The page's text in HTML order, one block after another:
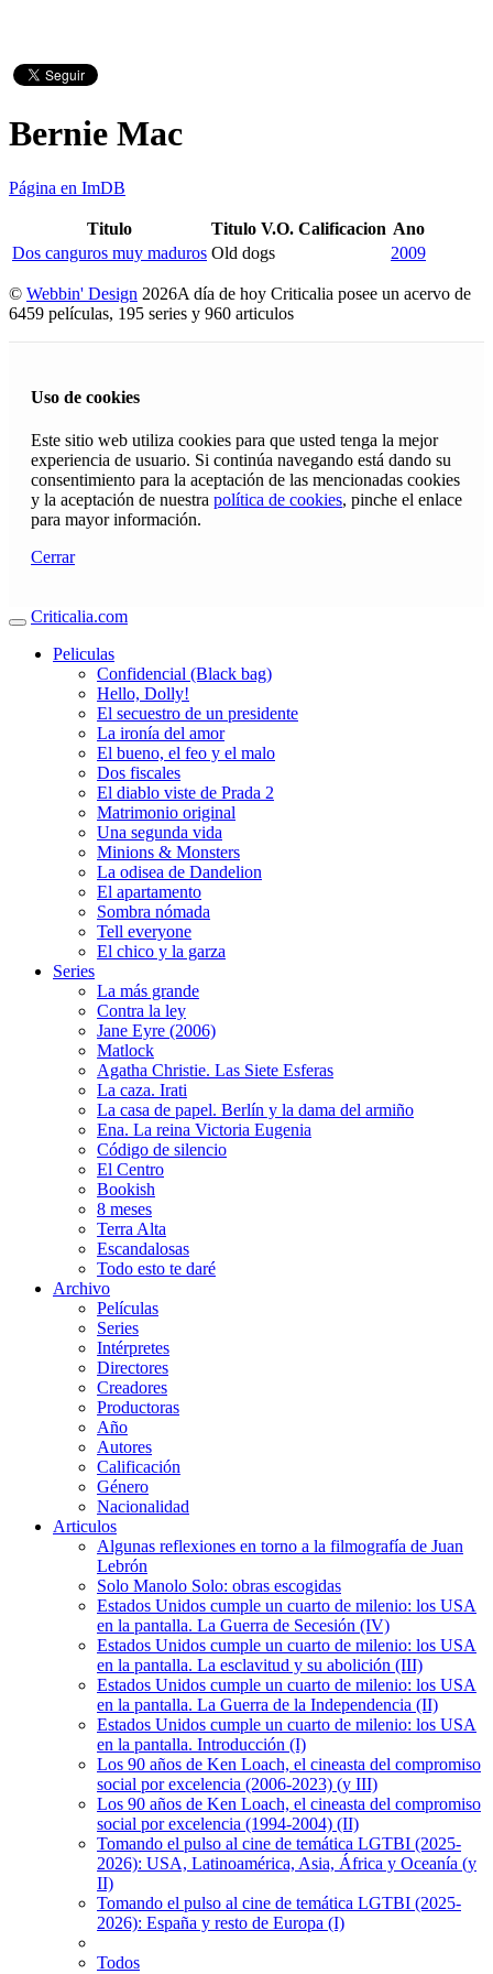
Bernie Mac
Página en ImDB
Titulo Titulo V.O. Calificacion Ano
Dos canguros muy maduros Old dogs 2009
© Webbin' Design 2026A día de hoy Criticalia posee un acervo de
6459 películas, 195 series y 960 articulos
Uso de cookies
Este sitio web utiliza cookies para que usted tenga la mejor
experiencia de usuario. Si continúa navegando está dando su
consentimiento para la aceptación de las mencionadas cookies
y la aceptación de nuestra política de cookies, pinche el enlace
para mayor información.
Cerrar
Criticalia.com
Peliculas
Confidencial (Black bag)
Hello, Dolly!
El secuestro de un presidente
La ironía del amor
El bueno, el feo y el malo
Dos fiscales
El diablo viste de Prada 2
Matrimonio original
Una segunda vida
Minions & Monsters
La odisea de Dandelion
El apartamento
Sombra nómada
Tell everyone
El chico y la garza
Series
La más grande
Contra la ley
Jane Eyre (2006)
Matlock
Agatha Christie. Las Siete Esferas
La caza. Irati
La casa de papel. Berlín y la dama del armiño
Ena. La reina Victoria Eugenia
Código de silencio
El Centro
Bookish
8 meses
Terra Alta
Escandalosas
Todo esto te daré
Archivo
Películas
Series
Intérpretes
Directores
Creadores
Productoras
Año
Autores
Calificación
Género
Nacionalidad
Articulos
Algunas reflexiones en torno a la filmografía de Juan
Lebrón
Solo Manolo Solo: obras escogidas
Estados Unidos cumple un cuarto de milenio: los USA
en la pantalla. La Guerra de Secesión (IV)
Estados Unidos cumple un cuarto de milenio: los USA
en la pantalla. La esclavitud y su abolición (III)
Estados Unidos cumple un cuarto de milenio: los USA
en la pantalla. La Guerra de la Independencia (II)
Estados Unidos cumple un cuarto de milenio: los USA
en la pantalla. Introducción (I)
Los 90 años de Ken Loach, el cineasta del compromiso
social por excelencia (2006-2023) (y III)
Los 90 años de Ken Loach, el cineasta del compromiso
social por excelencia (1994-2004) (II)
Tomando el pulso al cine de temática LGTBI (2025-
2026): USA, Latinoamérica, Asia, África y Oceanía (y
II)
Tomando el pulso al cine de temática LGTBI (2025-
2026): España y resto de Europa (I)
Todos